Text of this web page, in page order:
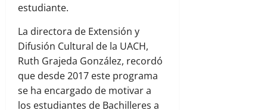
estudiante.
La directora de Extensión y
Difusión Cultural de la UACH,
Ruth Grajeda González, recordó
que desde 2017 este programa
se ha encargado de motivar a
los estudiantes de Bachilleres a